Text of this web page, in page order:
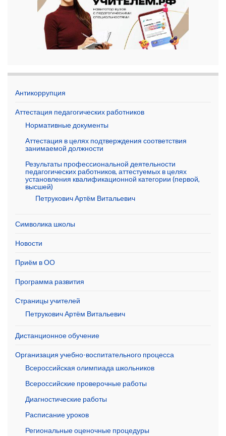
Антикоррупция
Аттестация педагогических работников
Нормативные документы
Аттестация в целях подтверждения соответствия
занимаемой должности
Результаты профессиональной деятельности
педагогических работников, аттестуемых в целях
установления квалификационной категории (первой,
высшей)
Петрукович Артём Витальевич
Символика школы
Новости
Приём в ОО
Программа развития
Страницы учителей
Петрукович Артём Витальевич
Дистанционное обучение
Организация учебно-воспитательного процесса
Всероссийская олимпиада школьников
Всероссийские проверочные работы
Диагностические работы
Расписание уроков
Региональные оценочные процедуры